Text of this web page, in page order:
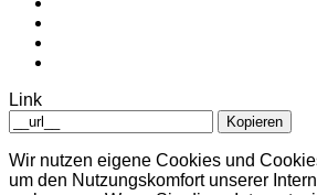
Link
Kopieren
Wir nutzen eigene Cookies und
um den Nutzungskomfort unserer